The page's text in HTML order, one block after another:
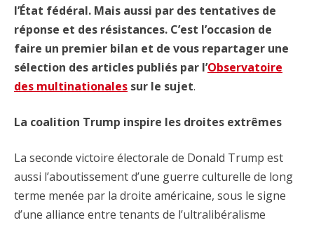
l’État fédéral. Mais aussi par des tentatives de
réponse et des résistances. C’est l’occasion de
faire un premier bilan et de vous repartager une
sélection des articles publiés par l’Observatoire
des multinationales sur le sujet.
La coalition Trump inspire les droites extrêmes
La seconde victoire électorale de Donald Trump est
aussi l’aboutissement d’une guerre culturelle de long
terme menée par la droite américaine, sous le signe
d’une alliance entre tenants de l’ultralibéralisme